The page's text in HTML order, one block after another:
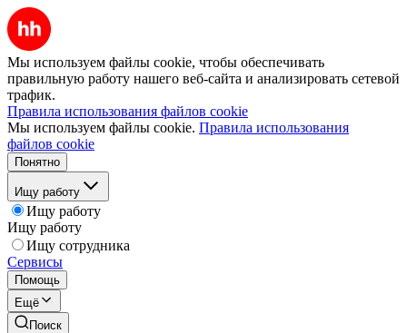
Мы используем файлы cookie, чтобы обеспечивать
правильную работу нашего веб-сайта и анализировать сетевой
трафик.
Правила использования файлов cookie
Мы используем файлы cookie. Правила использования
файлов cookie
Понятно
Ищу работу
Ищу работу
Ищу работу
Ищу сотрудника
Сервисы
Помощь
Ещё
Поиск